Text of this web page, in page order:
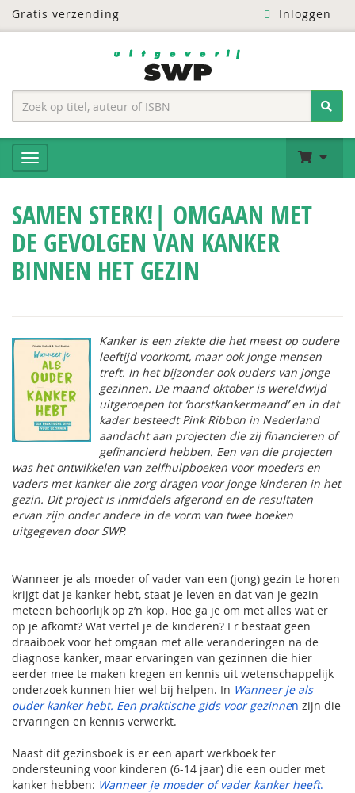
Gratis verzending Inloggen
SAMEN STERK!| OMGAAN MET
DE GEVOLGEN VAN KANKER
BINNEN HET GEZIN
Kanker is een ziekte die het meest op oudere
leeftijd voorkomt, maar ook jonge mensen
treft. In het bijzonder ook ouders van jonge
gezinnen. De maand oktober is wereldwijd
uitgeroepen tot ‘borstkankermaand’ en in dat
kader besteedt Pink Ribbon in Nederland
aandacht aan projecten die zij financieren of
gefinancierd hebben. Een van die projecten
was het ontwikkelen van zelfhulpboeken voor moeders en
vaders met kanker die zorg dragen voor jonge kinderen in het
gezin. Dit project is inmiddels afgerond en de resultaten
ervan zijn onder andere in de vorm van twee boeken
uitgegeven door SWP.
Wanneer je als moeder of vader van een (jong) gezin te horen
krijgt dat je kanker hebt, staat je leven en dat van je gezin
meteen behoorlijk op z’n kop. Hoe ga je om met alles wat er
op je afkomt? Wat vertel je de kinderen? Er bestaat geen
draaiboek voor het omgaan met alle veranderingen na de
diagnose kanker, maar ervaringen van gezinnen die hier
eerder mee te maken kregen en kennis uit wetenschappelijk
onderzoek kunnen hier wel bij helpen. In Wanneer je als
ouder kanker hebt. Een praktische gids voor gezinnen zijn die
ervaringen en kennis verwerkt.
Naast dit gezinsboek is er een apart werkboek ter
ondersteuning voor kinderen (6-14 jaar) die een ouder met
kanker hebben: Wanneer je moeder of vader kanker heeft.